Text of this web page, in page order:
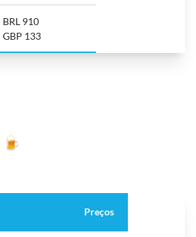
BRL 910
GBP 133
🍺
Preços